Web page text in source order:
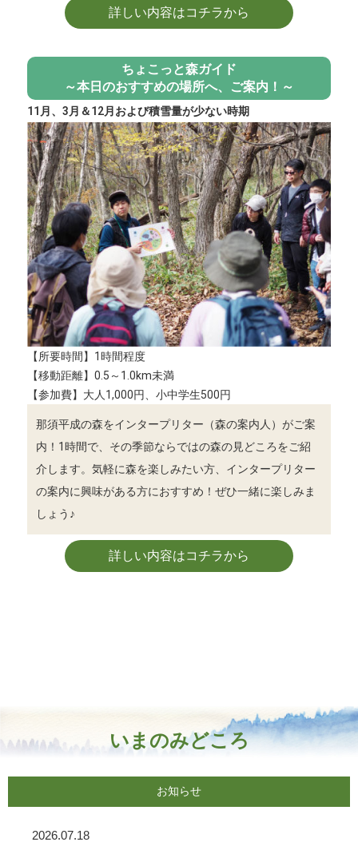
詳しい内容はコチラから
ちょこっと森ガイド
～本日のおすすめの場所へ、ご案内！～
11月、3月＆12月および積雪量が少ない時期
【所要時間】1時間程度
【移動距離】0.5～1.0km未満
【参加費】大人1,000円、小中学生500円
那須平成の森をインタープリター（森の案内人）がご案
内！1時間で、その季節ならではの森の見どころをご紹
介します。気軽に森を楽しみたい方、インタープリター
の案内に興味がある方におすすめ！ぜひ一緒に楽しみま
しょう♪
詳しい内容はコチラから
いまのみどころ
お知らせ
2026.07.18